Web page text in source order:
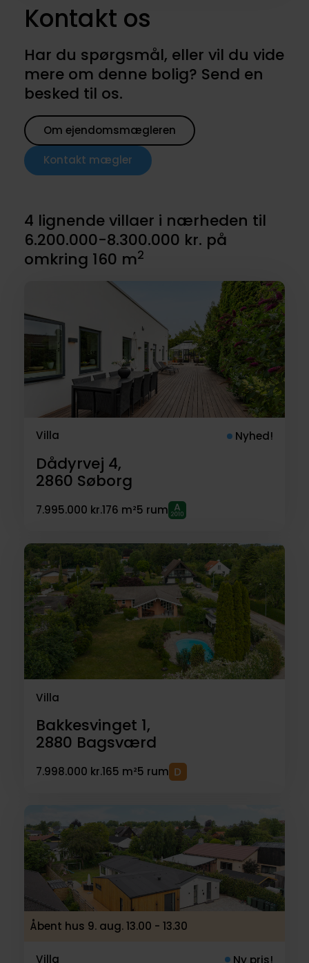
Kontakt os
Har du spørgsmål, eller vil du vide
mere om denne bolig? Send en
besked til os.
Om ejendomsmægleren
Kontakt mægler
4 lignende villaer i nærheden til
6.200.000-8.300.000 kr. på
omkring 160 m2
Villa Nyhed!
Dådyrvej 4,
2860 Søborg
7.995.000 kr.176 m²5 rum
Villa
Bakkesvinget 1,
2880 Bagsværd
7.998.000 kr.165 m²5 rum
Åbent hus 9. aug. 13.00 - 13.30
Villa Ny pris!